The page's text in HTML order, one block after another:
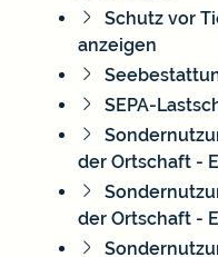
Schutz vor
anzeigen
SEPA-
der Ortschaft -
der Ortschaft -